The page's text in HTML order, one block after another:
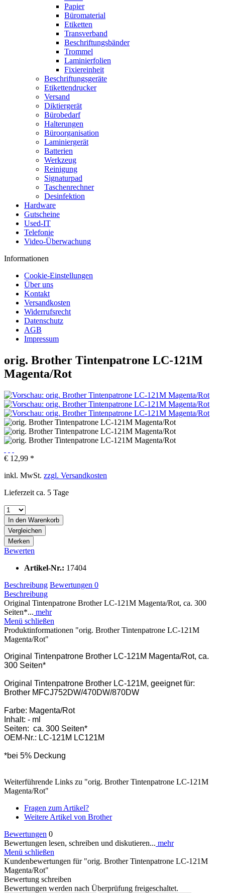
Papier
Büromaterial
Etiketten
Transverband
Beschriftungsbänder
Trommel
Laminierfolien
Fixiereinheit
Beschriftungsgeräte
Etikettendrucker
Versand
Diktiergerät
Bürobedarf
Halterungen
Büroorganisation
Laminiergerät
Batterien
Werkzeug
Reinigung
Signaturpad
Taschenrechner
Desinfektion
Hardware
Gutscheine
Used-IT
Telefonie
Video-Überwachung
Informationen
Cookie-Einstellungen
Über uns
Kontakt
Versandkosten
Widerrufsrecht
Datenschutz
AGB
Impressum
orig. Brother Tintenpatrone LC-121M
Magenta/Rot
€ 12,99 *
inkl. MwSt. zzgl. Versandkosten
Lieferzeit ca. 5 Tage
In den Warenkorb
Vergleichen
Merken
Bewerten
Artikel-Nr.: 17404
Beschreibung Bewertungen 0
Beschreibung
Original Tintenpatrone Brother LC-121M Magenta/Rot, ca. 300
Seiten*... mehr
Menü schließen
Produktinformationen "orig. Brother Tintenpatrone LC-121M
Magenta/Rot"
Original Tintenpatrone Brother LC-121M Magenta/Rot, ca.
300 Seiten*
Original Tintenpatrone Brother LC-121M, geeignet für:
Brother MFCJ752DW/470DW/870DW
Farbe: Magenta/Rot
Inhalt: - ml
Seiten: ca. 300 Seiten*
OEM-Nr.: LC-121M LC121M
*bei 5% Deckung
Weiterführende Links zu "orig. Brother Tintenpatrone LC-121M
Magenta/Rot"
Fragen zum Artikel?
Weitere Artikel von Brother
Bewertungen 0
Bewertungen lesen, schreiben und diskutieren... mehr
Menü schließen
Kundenbewertungen für "orig. Brother Tintenpatrone LC-121M
Magenta/Rot"
Bewertung schreiben
Bewertungen werden nach Überprüfung freigeschaltet.